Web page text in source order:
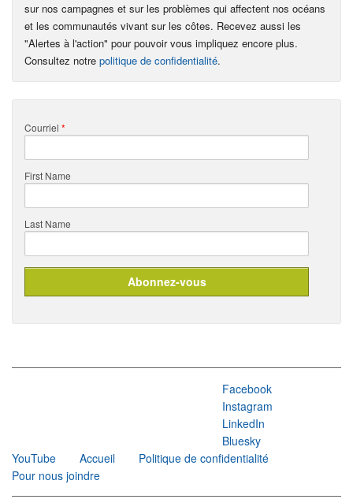
sur nos campagnes et sur les problèmes qui affectent nos océans
et les communautés vivant sur les côtes. Recevez aussi les
"Alertes à l'action" pour pouvoir vous impliquez encore plus.
Consultez notre politique de confidentialité.
Courriel *
First Name
Last Name
Facebook
Instagram
LinkedIn
Bluesky
YouTube
Accueil
Politique de confidentialité
Pour nous joindre